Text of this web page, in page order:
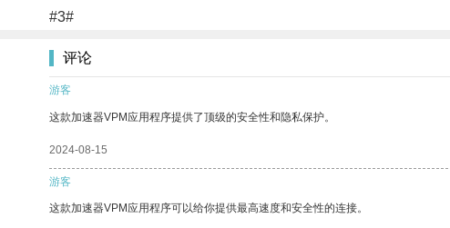
#3#
评论
游客
这款加速器VPM应用程序提供了顶级的安全性和隐私保护。
2024-08-15
游客
这款加速器VPM应用程序可以给你提供最高速度和安全性的连接。